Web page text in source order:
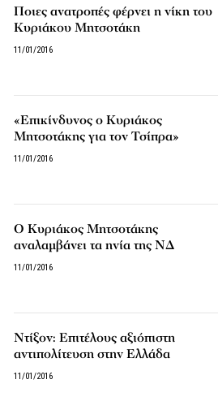
Ποιες ανατροπές φέρνει η νίκη του
Κυριάκου Μητσοτάκη
11/01/2016
«Επικίνδυνος ο Κυριάκος
Μητσοτάκης για τον Τσίπρα»
11/01/2016
Ο Κυριάκος Μητσοτάκης
αναλαμβάνει τα ηνία της ΝΔ
11/01/2016
Ντίξον: Επιτέλους αξιόπιστη
αντιπολίτευση στην Ελλάδα
11/01/2016